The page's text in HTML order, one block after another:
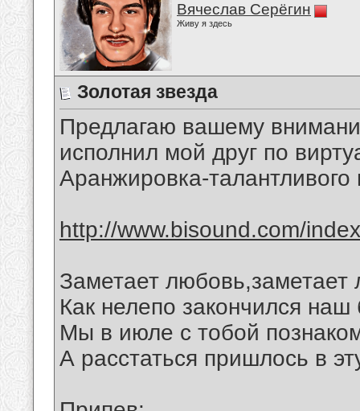
Вячеслав Серёгин
Живу я здесь
Золотая звезда
Предлагаю вашему
исполнил мой друг по
Аранжировка-
http://www.bisound.com/
Заметает
Как нелепо закончился
Мы в июле с тобой
А расстаться пришлось в